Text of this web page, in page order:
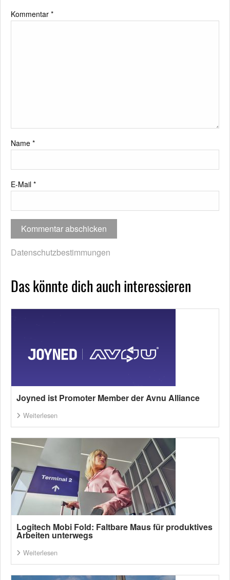
Kommentar *
Name *
E-Mail *
Datenschutzbestimmungen
Das könnte dich auch interessieren
Joyned ist Promoter Member der Avnu Alliance
Weiterlesen
Logitech Mobi Fold: Faltbare Maus für produktives
Arbeiten unterwegs
Weiterlesen